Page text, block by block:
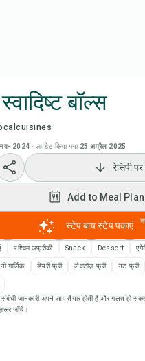
बॉल्स
2024 · अपडेट किया गया 23 अप्रैल 2025
Add to Meal Plan
Add to Shopping
रेसिपी नोट्स
रेसिपी
Add to Meal Plan
स्टेप बाय स्टेप पकाएं
पश्चिम अफ्रीकी Snack Dessert
गार्लिक डेयरी-फ्री लैक्टोज़-फ्री नट-फ्री
जानकारी अपने आप तैयार होती है और गलत हो
जाँचें।